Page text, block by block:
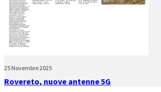
25 Novembre 2025
Rovereto, nuove antenne 5G